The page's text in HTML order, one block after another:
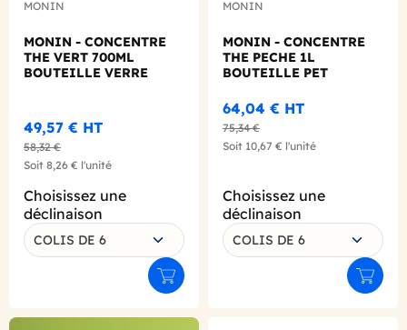
MONIN
MONIN - CONCENTRE
THE VERT 700ML
BOUTEILLE VERRE
49,57 € HT
58,32 €
Soit 8,26 € l'unité
Choisissez une
déclinaison
COLIS DE 6
Ajouter au panier
MONIN
MONIN - CONCENTRE
THE PECHE 1L
BOUTEILLE PET
64,04 € HT
75,34 €
Soit 10,67 € l'unité
Choisissez une
déclinaison
COLIS DE 6